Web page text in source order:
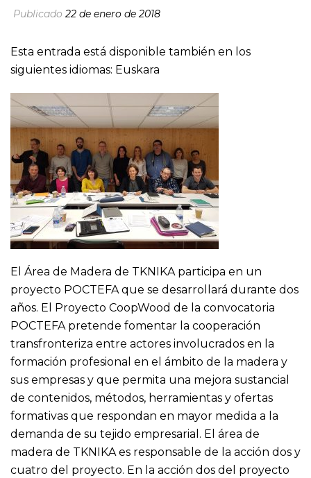
Publicado22 de enero de 2018
Esta entrada está disponible también en los
siguientes idiomas: Euskara
El Área de Madera de TKNIKA participa en un
proyecto POCTEFA que se desarrollará durante dos
años. El Proyecto CoopWood de la convocatoria
POCTEFA pretende fomentar la cooperación
transfronteriza entre actores involucrados en la
formación profesional en el ámbito de la madera y
sus empresas y que permita una mejora sustancial
de contenidos, métodos, herramientas y ofertas
formativas que respondan en mayor medida a la
demanda de su tejido empresarial. El área de
madera de TKNIKA es responsable de la acción dos y
cuatro del proyecto. En la acción dos del proyecto